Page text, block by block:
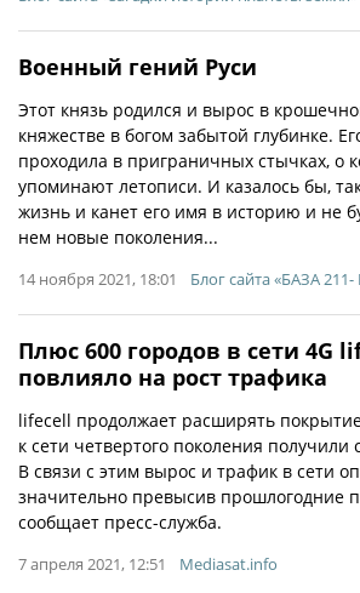
Военный гений Руси
Этот князь родился и вырос в
княжестве в богом забытой глубинке.
проходила в приграничных стычках, о
упоминают летописи. И казалось бы,
жизнь и канет его имя в историю и не
нем новые поколения...
14 ноября 2021, 18:01 Блог сайта «БАЗА
Плюс 600 городов в сети 4G
повлияло на рост трафика
lifecell продолжает расширять
к сети четвертого поколения получили
В связи с этим вырос и трафик в сети
значительно превысив прошлогодние
сообщает пресс-служба.
7 апреля 2021, 12:51 Mediasat.info